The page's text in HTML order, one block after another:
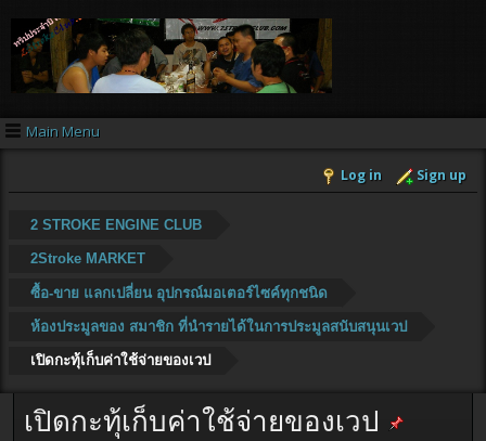
Main Menu
Log in Sign up
2 STROKE ENGINE CLUB
2Stroke MARKET
ซื้อ-ขาย แลกเปลี่ยน อุปกรณ์มอเตอร์ไซค์ทุกชนิด
ห้องประมูลของ สมาชิก ที่นำรายได้ในการประมูลสนับสนุนเวป
เปิดกะทุ้เก็บค่าใช้จ่ายของเวป
เปิดกะทุ้เก็บค่าใช้จ่ายของเวป